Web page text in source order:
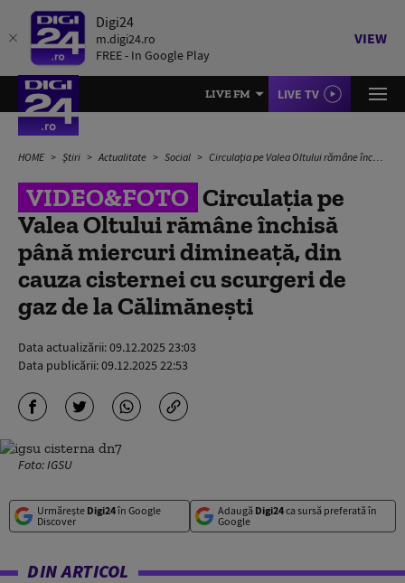
Digi24
m.digi24.ro
FREE - In Google Play
VIEW
LIVE FM LIVE TV
HOME Știri Actualitate Social Circulația pe Valea Oltului rămâne închisă până miercuri dimineață, din cauza cisternei cu scurgeri de gaz de la Călimănești
VIDEO&FOTO Circulația pe
Valea Oltului rămâne închisă
până miercuri dimineață, din
cauza cisternei cu scurgeri de
gaz de la Călimănești
Data actualizării:09.12.2025 23:03
Data publicării:09.12.2025 22:53
Foto: IGSU
Urmărește Digi24în Google
Discover
Adaugă Digi24ca sursă preferată în
Google
DIN ARTICOL